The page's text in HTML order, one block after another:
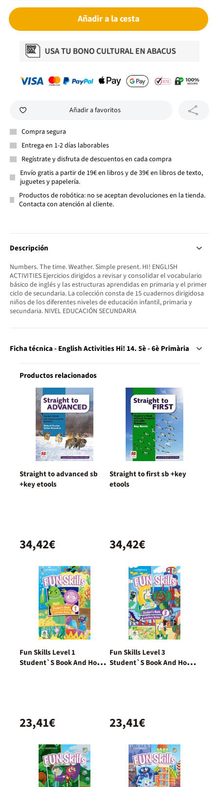
Añadir a la cesta
Añadir a favoritos
Compra segura
Entrega en 1-2 días laborables
Regístrate y disfruta de descuentos en cada compra
Envío gratis a partir de 19€ en libros y de 39€ en libros de texto,
juguetes y papelería.
Productos de robótica: no se aceptan devoluciones en la tienda.
Contacta con atención al cliente.
Descripción
Numbers. The time. Weather. Simple present. HI! ENGLISH
ACTIVITIES Ejercicios dirigidos a revisar y consolidar el vocabulario
básico de inglés y las estructuras aprendidas en primaria y el primer
ciclo de secundaria. La colección consta de 15 cuadernos dirigidosa
niños de los diferentes niveles de educación infantil, primaria y
secundaria. NIVEL EDUCACIÓN SECUNDARIA
Ficha técnica - English Activities Hi! 14. 5è - 6è Primària
Productos relacionados
Straight to advanced sb
+key etools
34,42€
Straight to first sb +key
etools
34,42€
Fun Skills Level 1
Student`S Book And Home
23,41€
Fun Skills Level 3
Student`S Book And Home
23,41€